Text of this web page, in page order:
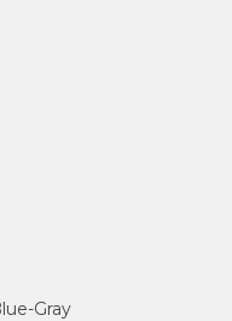
Gray